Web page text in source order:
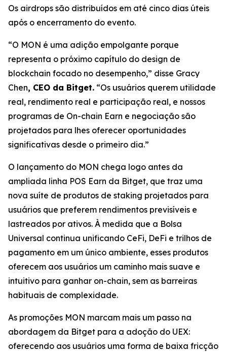
Os airdrops são distribuídos em até cinco dias úteis
após o encerramento do evento.
“O MON é uma adição empolgante porque
representa o próximo capítulo do design de
blockchain focado no desempenho,” disse Gracy
Chen, CEO da Bitget. “Os usuários querem utilidade
real, rendimento real e participação real, e nossos
programas de On-chain Earn e negociação são
projetados para lhes oferecer oportunidades
significativas desde o primeiro dia.”
O lançamento do MON chega logo antes da
ampliada linha POS Earn da Bitget, que traz uma
nova suíte de produtos de staking projetados para
usuários que preferem rendimentos previsíveis e
lastreados por ativos. À medida que a Bolsa
Universal continua unificando CeFi, DeFi e trilhos de
pagamento em um único ambiente, esses produtos
oferecem aos usuários um caminho mais suave e
intuitivo para ganhar on-chain, sem as barreiras
habituais de complexidade.
As promoções MON marcam mais um passo na
abordagem da Bitget para a adoção do UEX:
oferecendo aos usuários uma forma de baixa fricção